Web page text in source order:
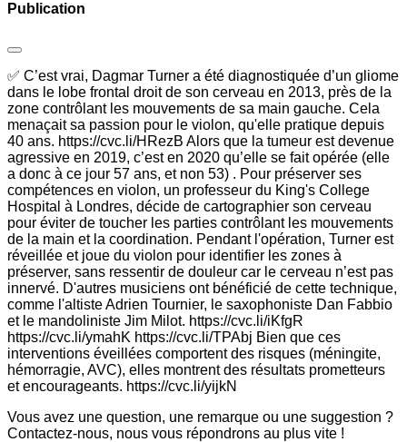
Publication
✅ C’est vrai, Dagmar Turner a été diagnostiquée d’un gliome
dans le lobe frontal droit de son cerveau en 2013, près de la
zone contrôlant les mouvements de sa main gauche. Cela
menaçait sa passion pour le violon, qu'elle pratique depuis
40 ans. https://cvc.li/HRezB Alors que la tumeur est devenue
agressive en 2019, c’est en 2020 qu’elle se fait opérée (elle
a donc à ce jour 57 ans, et non 53) . Pour préserver ses
compétences en violon, un professeur du King's College
Hospital à Londres, décide de cartographier son cerveau
pour éviter de toucher les parties contrôlant les mouvements
de la main et la coordination. Pendant l'opération, Turner est
réveillée et joue du violon pour identifier les zones à
préserver, sans ressentir de douleur car le cerveau n’est pas
innervé. D'autres musiciens ont bénéficié de cette technique,
comme l'altiste Adrien Tournier, le saxophoniste Dan Fabbio
et le mandoliniste Jim Milot. https://cvc.li/iKfgR
https://cvc.li/ymahK https://cvc.li/TPAbj Bien que ces
interventions éveillées comportent des risques (méningite,
hémorragie, AVC), elles montrent des résultats prometteurs
et encourageants. https://cvc.li/yijkN
Vous avez une question, une remarque ou une suggestion ?
Contactez-nous, nous vous répondrons au plus vite !